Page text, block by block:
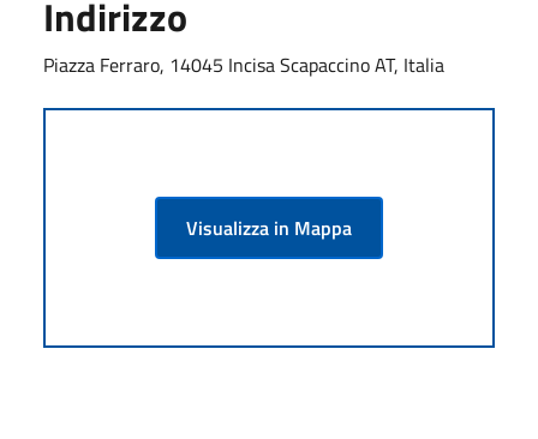
Indirizzo
Piazza Ferraro, 14045 Incisa Scapaccino AT, Italia
Visualizza in Mappa